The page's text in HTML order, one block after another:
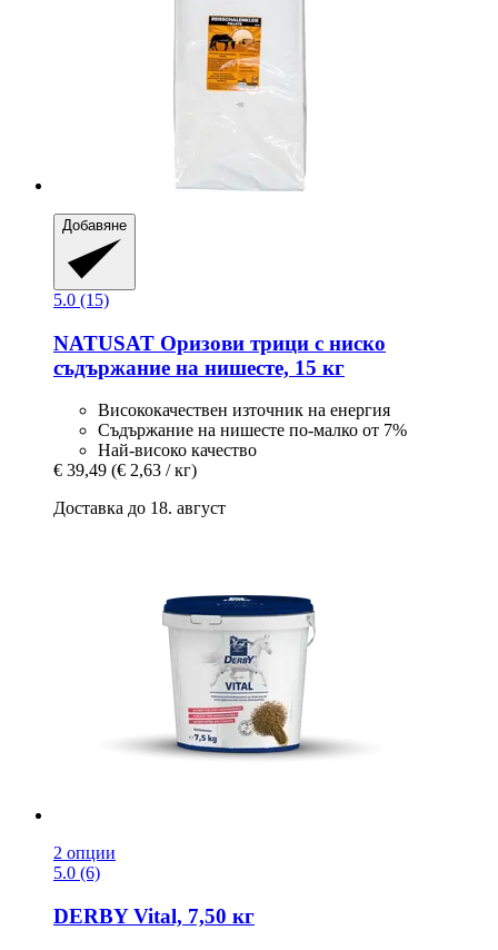
Добавяне
5.0 (15)
NATUSAT Оризови трици с ниско
съдържание на нишесте, 15 кг
Висококачествен източник на енергия
Съдържание на нишесте по-малко от 7%
Най-високо качество
€ 39,49 (€ 2,63 / кг)
Доставка до 18. август
2 опции
5.0 (6)
DERBYVital, 7,50 кг